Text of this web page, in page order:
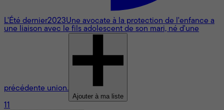
L'Été dernier2023Une avocate à la protection de l'enfance a
une liaison avec le fils adolescent de son mari, né d'une
précédente union.
Ajouter à ma liste
11